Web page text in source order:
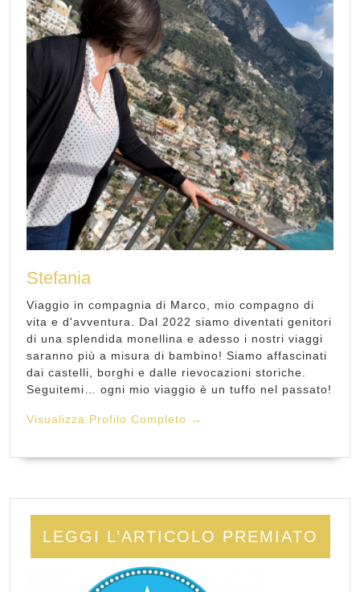
Stefania
Viaggio in compagnia di Marco, mio compagno di
vita e d'avventura. Dal 2022 siamo diventati genitori
di una splendida monellina e adesso i nostri viaggi
saranno più a misura di bambino! Siamo affascinati
dai castelli, borghi e dalle rievocazioni storiche.
Seguitemi… ogni mio viaggio è un tuffo nel passato!
Visualizza Profilo Completo →
LEGGI L’ARTICOLO PREMIATO